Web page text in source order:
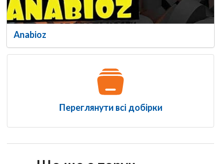
Anabioz
Переглянути всі добірки